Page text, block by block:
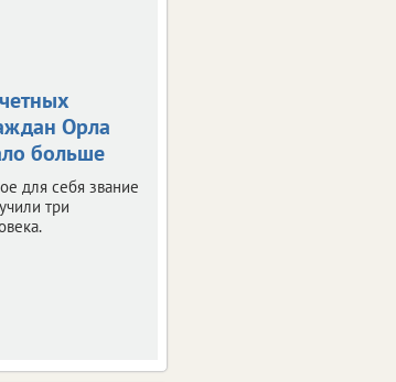
Орла
больше
для себя звание
три